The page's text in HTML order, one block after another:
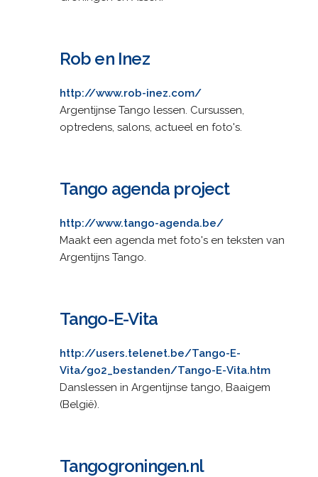
Rob en Inez
http://www.rob-inez.com/
Argentijnse Tango lessen. Cursussen,
optredens, salons, actueel en foto's.
Tango agenda project
http://www.tango-agenda.be/
Maakt een agenda met foto's en teksten van
Argentijns Tango.
Tango-E-Vita
http://users.telenet.be/Tango-E-
Vita/go2_bestanden/Tango-E-Vita.htm
Danslessen in Argentijnse tango, Baaigem
(België).
Tangogroningen.nl